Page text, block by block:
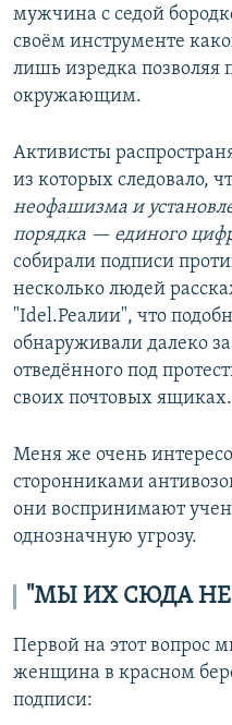
мужчина с седой
своём инструменте
лишь изредка позволяя
окружающим.
Активисты
из которых следовало,
неофашизма и
порядка — единого
собирали подписи
несколько людей
"Idel.Реалии", что
обнаруживали далеко
отведённого под
своих почтовых ящиках.
Меня же очень
сторонниками
они воспринимают
однозначную угрозу.
"МЫ ИХ СЮДА
Первой на этот вопрос
женщина в красном
подписи: